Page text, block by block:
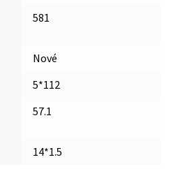
581
Nové
5*112
57.1
14*1.5